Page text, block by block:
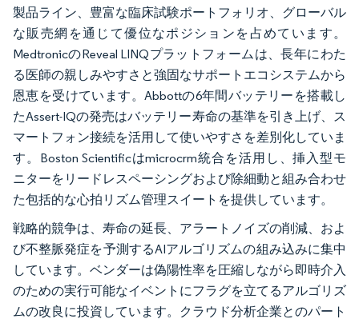
製品ライン、豊富な臨床試験ポートフォリオ、グローバル
な販売網を通じて優位なポジションを占めています。
MedtronicのReveal LINQプラットフォームは、長年にわた
る医師の親しみやすさと強固なサポートエコシステムから
恩恵を受けています。Abbottの6年間バッテリーを搭載し
たAssert-IQの発売はバッテリー寿命の基準を引き上げ、ス
マートフォン接続を活用して使いやすさを差別化していま
す。Boston Scientificはmicrocrm統合を活用し、挿入型モ
ニターをリードレスペーシングおよび除細動と組み合わせ
た包括的な心拍リズム管理スイートを提供しています。
戦略的競争は、寿命の延長、アラートノイズの削減、およ
び不整脈発症を予測するAIアルゴリズムの組み込みに集中
しています。ベンダーは偽陽性率を圧縮しながら即時介入
のための実行可能なイベントにフラグを立てるアルゴリズ
ムの改良に投資しています。クラウド分析企業とのパート